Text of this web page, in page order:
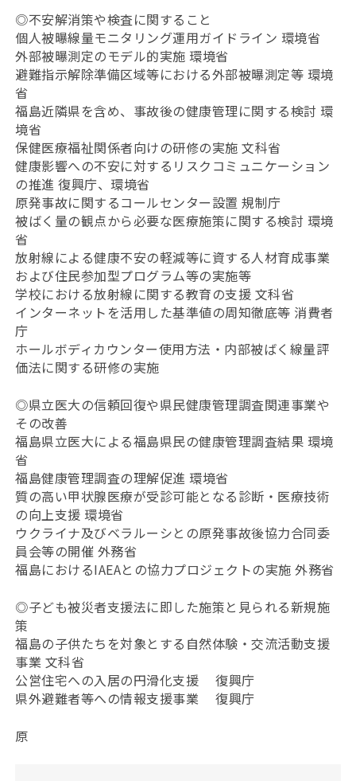
◎不安解消策や検査に関すること
個人被曝線量モニタリング運用ガイドライン 環境省
外部被曝測定のモデル的実施 環境省
避難指示解除準備区域等における外部被曝測定等 環境
省
福島近隣県を含め、事故後の健康管理に関する検討 環
境省
保健医療福祉関係者向けの研修の実施 文科省
健康影響への不安に対するリスクコミュニケーション
の推進 復興庁、環境省
原発事故に関するコールセンター設置 規制庁
被ばく量の観点から必要な医療施策に関する検討 環境
省
放射線による健康不安の軽減等に資する人材育成事業
および住民参加型プログラム等の実施等
学校における放射線に関する教育の支援 文科省
インターネットを活用した基準値の周知徹底等 消費者
庁
ホールボディカウンター使用方法・内部被ばく線量評
価法に関する研修の実施
◎県立医大の信頼回復や県民健康管理調査関連事業や
その改善
福島県立医大による福島県民の健康管理調査結果 環境
省
福島健康管理調査の理解促進 環境省
質の高い甲状腺医療が受診可能となる診断・医療技術
の向上支援 環境省
ウクライナ及びベラルーシとの原発事故後協力合同委
員会等の開催 外務省
福島におけるIAEAとの協力プロジェクトの実施 外務省
◎子ども被災者支援法に即した施策と見られる新規施
策
福島の子供たちを対象とする自然体験・交流活動支援
事業 文科省
公営住宅への入居の円滑化支援 復興庁
県外避難者等への情報支援事業 復興庁
原